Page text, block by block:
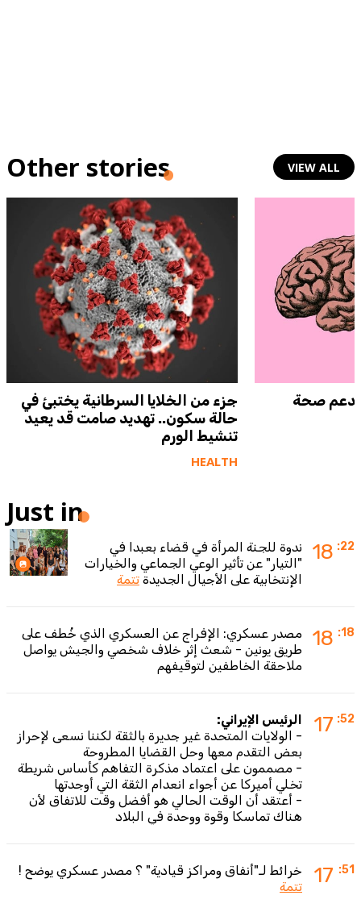
Other stories VIEW ALL
جزء من الخلايا السرطانية يختبئ في
حالة سكون.. تهديد صامت قد يعيد
تنشيط الورم
HEALTH
وتدعم صحة
Just in
18 :22
ندوة للجنة المرأة في قضاء بعبدا في
"التيار" عن تأثير الوعي الجماعي والخيارات
الإنتخابية على الأجيال الجديدة تتمة
18 :18
مصدر عسكري: الإفراج عن العسكري الذي خُطف على
طريق يونين - شعث إثر خلاف شخصي والجيش يواصل
ملاحقة الخاطفين لتوقيفهم
17 :52
الرئيس الإيراني:
- الولايات المتحدة غير جديرة بالثقة لكننا نسعى لإحراز
بعض التقدم معها وحل القضايا المطروحة
- مصممون على اعتماد مذكرة التفاهم كأساس شريطة
تخلي أميركا عن أجواء انعدام الثقة التي أوجدتها
- أعتقد أن الوقت الحالي هو أفضل وقت للاتفاق لأن
هناك تماسكا وقوة ووحدة في البلاد
17 :51
خرائط لـ"أنفاق ومراكز قيادية" ؟ مصدر عسكري يوضح !
تتمة